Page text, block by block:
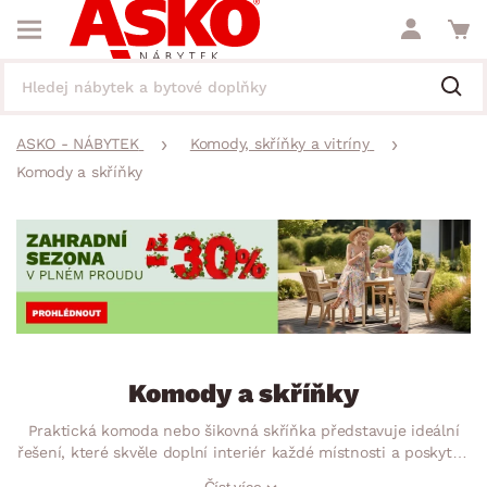
ASKO - NÁBYTEK
Komody, skříňky a vitríny
Komody a skříňky
Komody a skříňky
Praktická komoda nebo šikovná skříňka představuje ideální
řešení, které skvěle doplní interiér každé místnosti a poskytne